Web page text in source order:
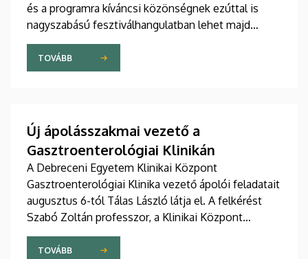
és a programra kíváncsi közönségnek ezúttal is
nagyszabású fesztiválhangulatban lehet majd
része, grandiózus tanévnyitó stadionshow-n
vehetnek részt szeptember közepén.
TOVÁBB
Új ápolásszakmai vezető a
Gasztroenterológiai Klinikán
A Debreceni Egyetem Klinikai Központ
Gasztroenterológiai Klinika vezető ápolói feladatait
augusztus 6-tól Tálas László látja el. A felkérést
Szabó Zoltán professzor, a Klinikai Központ
elnöke, valamint Szőllősi Anna ápolási és
szakdolgozói igazgató adta át pénteken
TOVÁBB